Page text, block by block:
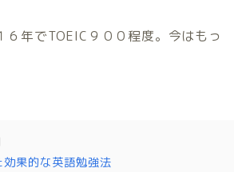
６年でTOEIC９００程度。今はもっ
果的な英語勉強法